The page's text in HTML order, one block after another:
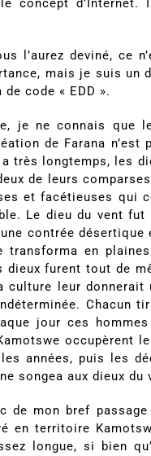
concept
l’aurez deviné, ce
mais je suis
code « EDD ».
je ne connais que
de Farana
a très longtemps, les
de leurs
et facétieuses qui
Le dieu du vent
contrée
transforma en
dieux furent tout de
culture leur donnerait
Chacun
jour ces
occupèrent
années, puis les
songea aux dieux du
de mon bref
en territoire
longue, si bien